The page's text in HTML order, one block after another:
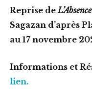
Reprise de
Sagazan d’après
au 17 novembre
Informations et
lien.